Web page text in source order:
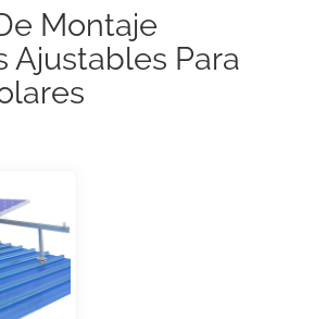
Montaje
Ajustables Para